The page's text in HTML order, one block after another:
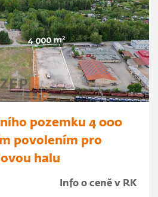
pozemku 4 000
povolením pro
halu
Info o ceně v RK